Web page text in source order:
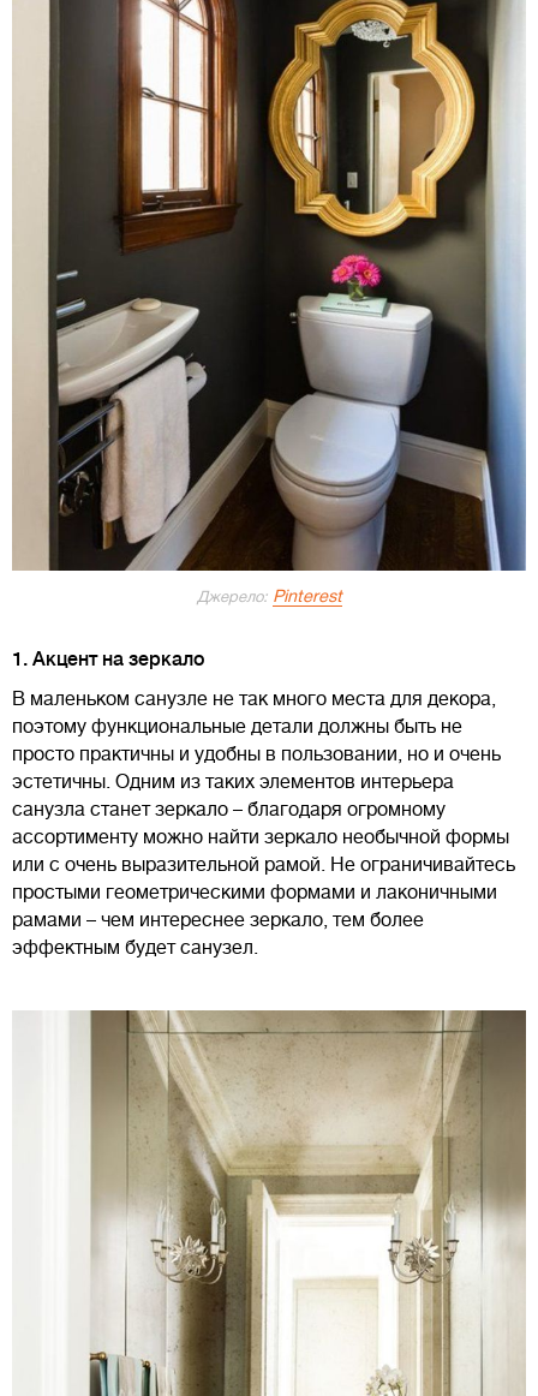
Джерело: Pinterest
1. Акцент на зеркало
В маленьком санузле не так много места для декора,
поэтому функциональные детали должны быть не
просто практичны и удобны в пользовании, но и очень
эстетичны. Одним из таких элементов интерьера
санузла станет зеркало – благодаря огромному
ассортименту можно найти зеркало необычной формы
или с очень выразительной рамой. Не ограничивайтесь
простыми геометрическими формами и лаконичными
рамами – чем интереснее зеркало, тем более
эффектным будет санузел.